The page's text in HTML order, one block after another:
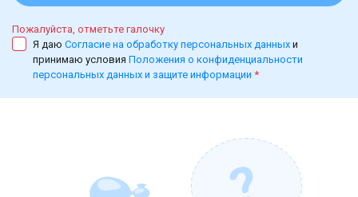
Пожалуйста, отметьте галочку
Я даю Согласие на обработку персональных данных и
принимаю условия Положения о конфиденциальности
персональных данных и защите информации *